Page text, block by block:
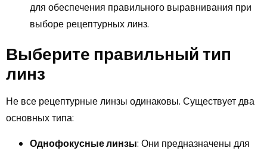
для обеспечения правильного выравнивания при
выборе рецептурных линз.
Выберите правильный тип
линз
Не все рецептурные линзы одинаковы. Существует два
основных типа:
Однофокусные линзы: Они предназначены для